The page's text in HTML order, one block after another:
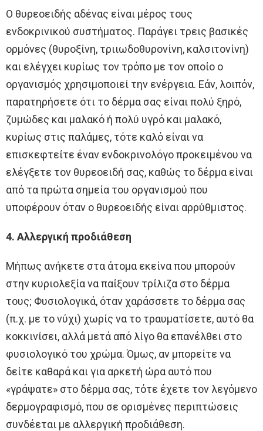
Ο θυρεοειδής αδένας είναι μέρος τους
ενδοκρινικού συστήματος. Παράγει τρεις βασικές
ορμόνες (θυροξίνη, τριιωδοθυρονίνη, καλσιτονίνη)
και ελέγχει κυρίως τον τρόπο με τον οποίο ο
οργανισμός χρησιμοποιεί την ενέργεια. Εάν, λοιπόν,
παρατηρήσετε ότι το δέρμα σας είναι πολύ ξηρό,
ζυμώδες και μαλακό ή πολύ υγρό και μαλακό,
κυρίως στις παλάμες, τότε καλό είναι να
επισκεφτείτε έναν ενδοκρινολόγο προκειμένου να
ελέγξετε τον θυρεοειδή σας, καθώς το δέρμα είναι
από τα πρώτα σημεία του οργανισμού που
υποφέρουν όταν ο θυρεοειδής είναι αρρύθμιστος.
4. Αλλεργική προδιάθεση
Μήπως ανήκετε στα άτομα εκείνα που μπορούν
στην κυριολεξία να παίξουν τρίλιζα στο δέρμα
τους; Φυσιολογικά, όταν χαράσσετε το δέρμα σας
(π.χ. με το νύχι) χωρίς να το τραυματίσετε, αυτό θα
κοκκινίσει, αλλά μετά από λίγο θα επανέλθει στο
φυσιολογικό του χρώμα. Όμως, αν μπορείτε να
δείτε καθαρά και για αρκετή ώρα αυτό που
«γράψατε» στο δέρμα σας, τότε έχετε τον λεγόμενο
δερμογραφισμό, που σε ορισμένες περιπτώσεις
συνδέεται με αλλεργική προδιάθεση.